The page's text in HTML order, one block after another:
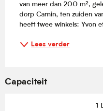
van meer dan 200 m²,
dorp Carnin, ten zuiden
heeft twee winkels: Yvon
Lees verder
Capaciteit
1